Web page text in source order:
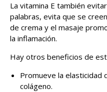
La vitamina E también
palabras, evita que se
de crema y el masaje
la inflamación.
Hay otros beneficios de
Promueve la elasticidad
colágeno.